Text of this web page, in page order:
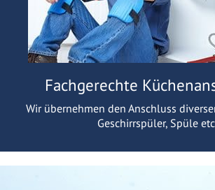
Fachgerechte
Wir übernehmen den Anschluss
Geschirrspüler, Spüle